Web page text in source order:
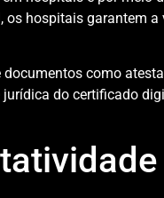
os hospitais garantem
como
do certificado